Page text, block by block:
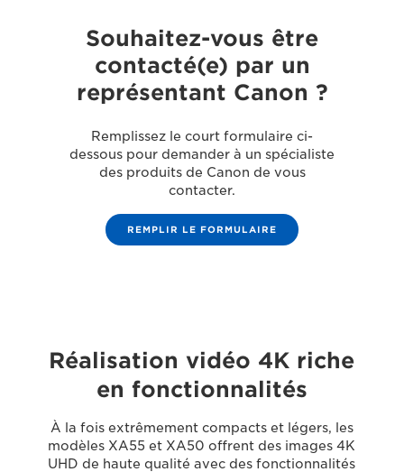
Souhaitez-vous être
contacté(e) par un
représentant Canon ?
Remplissez le court formulaire ci-
dessous pour demander à un spécialiste
des produits de Canon de vous
contacter.
REMPLIR LE FORMULAIRE
Réalisation vidéo 4K riche
en fonctionnalités
À la fois extrêmement compacts et légers, les
modèles XA55 et XA50 offrent des images 4K
UHD de haute qualité avec des fonctionnalités